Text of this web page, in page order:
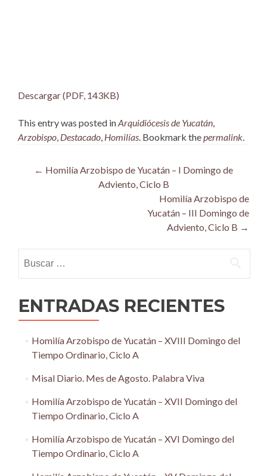
Descargar (PDF, 143KB)
This entry was posted inArquidiócesis de Yucatán
Arzobispo Destacado Homilías . Bookmark the permalink
Post
navigation
← Homilía Arzobispo de Yucatán – I Domingo de
Adviento, Ciclo B
Homilía Arzobispo de
Yucatán – III Domingo de
Adviento, Ciclo B →
ENTRADAS RECIENTES
Homilía Arzobispo de Yucatán – XVIII Domingo del
Tiempo Ordinario, Ciclo A
Misal Diario. Mes de Agosto. Palabra Viva
Homilía Arzobispo de Yucatán – XVII Domingo del
Tiempo Ordinario, Ciclo A
Homilía Arzobispo de Yucatán – XVI Domingo del
Tiempo Ordinario, Ciclo A